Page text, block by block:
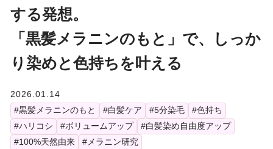
花王のヘアケア事業ビジョン
Kirei Science Lab
My Kao
花王株式会社
する発想。
「黒髪メラニンのもと」で、しっか
り染めと色持ちを叶える
2026.01.14
#黒髪メラニンのもと
#白髪ケア #5分染毛
#色持ち
#ハリコシ
#ボリュームアップ
#白髪染め自由度アップ
#100%天然由来
#メラニン研究